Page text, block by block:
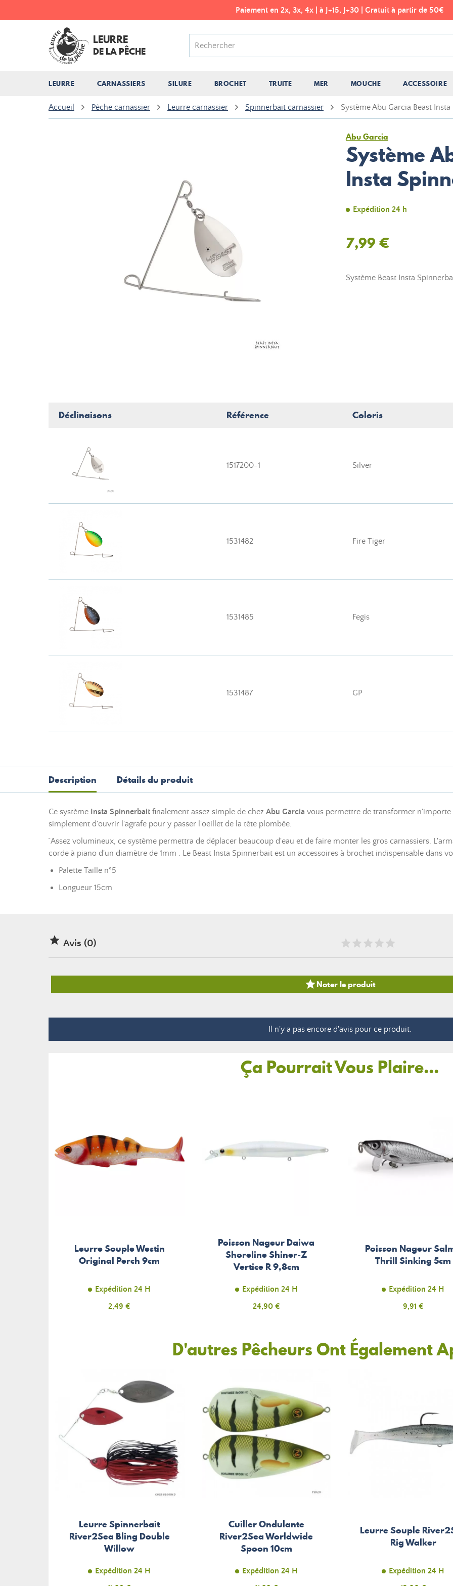
Paiement en 2x, 3x, 4x | à J+15, J+30 | Gratuit à partir de 50€
LEURRE
DE LA PÊCHE
LEURRE CARNASSIERS SILURE BROCHET TRUITE MER MOUCHE ACCESSOIRE
Accueil Pêche carnassier Leurre carnassier Spinnerbait carnassier Système Abu Garcia Beast
Abu Garcia
Système
Insta
Expédition 24 h
7,99 €
Système Beast Insta
Déclinaisons Référence Coloris
1517200-1 Silver
1531482 Fire Tiger
1531485 Fegis
1531487 GP
Description Détails du produit
Ce système Insta Spinnerbait finalement assez simple de chez Abu Garcia vous permettre de transformer
simplement d'ouvrir l'agrafe pour y passer l'oeillet de la tête plombée.
`Assez volumineux, ce système permettra de déplacer beaucoup d'eau et de faire monter les gros carnassiers.
corde à piano d'un diamètre de 1mm . Le Beast Insta Spinnerbait est un accessoires à brochet indispensable dans
Palette Taille n°5
Longueur 15cm
 Avis (0)
Noter le produit
Il n'y a pas encore d'avis pour ce produit.
Ça Pourrait Vous Plaire...
Leurre Souple Westin
Original Perch 9cm
Expédition 24 H
Prix
2,49 €
Poisson Nageur Daiwa
Shoreline Shiner-Z
Vertice R 9,8cm
Expédition 24 H
Prix
24,90 €
Poisson Nageur
Thrill Sinking 5cm
Expédition 24 H
Prix
9,91 €
D'autres Pêcheurs Ont Également
Leurre Spinnerbait
River2Sea Bling Double
Willow
Expédition 24 H
Cuiller Ondulante
River2Sea Worldwide
Spoon 10cm
Expédition 24 H
Leurre Souple
Rig Walker
Expédition 24 H